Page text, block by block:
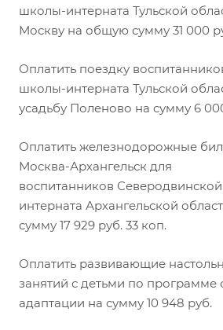
школы-интерната Тульской
Москву на общую сумму 31 000
Оплатить поездку
школы-интерната Тульской
усадьбу Поленово на сумму 6
Оплатить железнодорожные
Москва-Архангельск для
воспитанников
интерната Архангельской
сумму 17 929 руб. 33 коп.
Оплатить развивающие
занятий с детьми по программе
адаптации на сумму 10 948 руб.